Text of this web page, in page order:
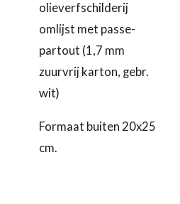
olieverfschilderij
omlijst met passe-
partout (1,7 mm
zuurvrij karton, gebr.
wit)
Formaat buiten 20x25
cm.